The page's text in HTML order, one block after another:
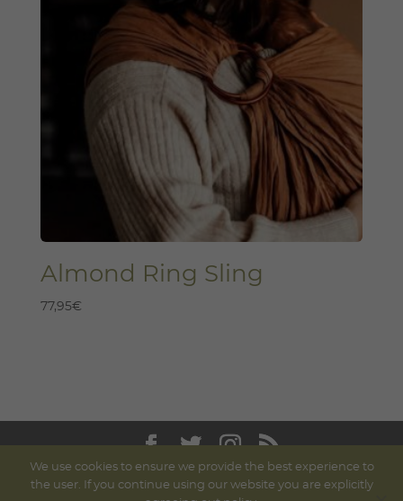
Almond Ring Sling
77,95€
UpWeGo - Tienda de portabebés ergonómicos|
We use cookies to ensure we provide the best experience to
the user. If you continue using our website you are explicitly